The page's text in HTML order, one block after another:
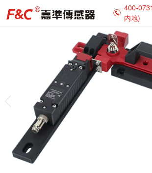
400-
内地)